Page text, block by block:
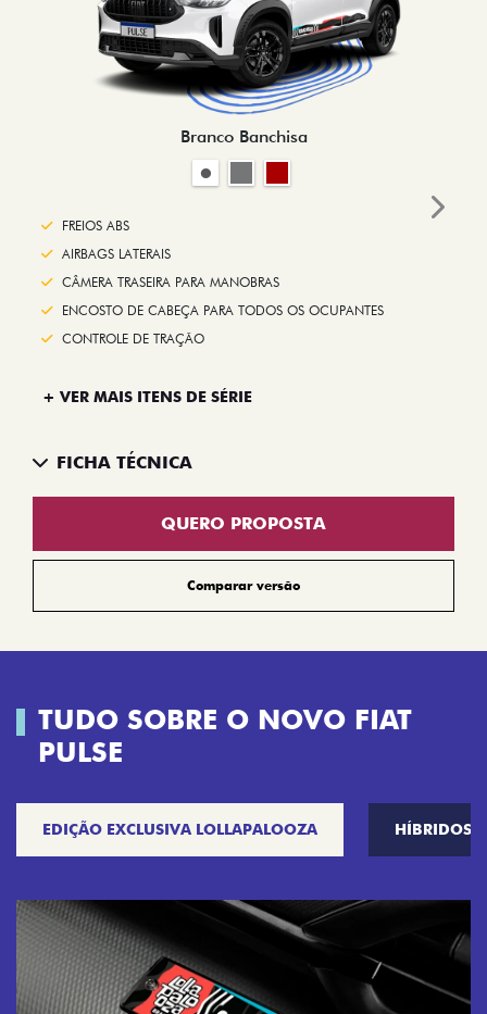
Branco Banchisa
FREIOS ABS
AIRBAGS LATERAIS
CÂMERA TRASEIRA PARA MANOBRAS
ENCOSTO DE CABEÇA PARA TODOS OS OCUPANTES
CONTROLE DE TRAÇÃO
+ VER MAIS ITENS DE SÉRIE
FICHA TÉCNICA
QUERO PROPOSTA
Comparar versão
Next
TUDO SOBRE O NOVO FIAT
PULSE
EDIÇÃO EXCLUSIVA LOLLAPALOOZA HÍBRIDOS